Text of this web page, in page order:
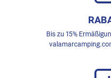
Bis zu 15%